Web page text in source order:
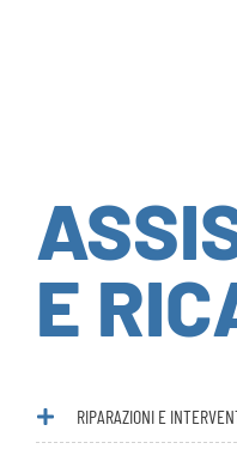
E
ASSISTENZA PRESSO